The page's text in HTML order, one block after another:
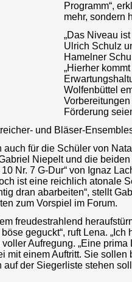
Programm“,
mehr, sondern
„Das Niveau
Ulrich Schulz
Hamelner
„Hierher
Wolfenbüttel
Förderung
und Bläser-
auch für die Schüler von
Niepelt und die
Nr. 7 G-Dur“ von Ignaz
ist eine reichlich atonale
dran abarbeiten“, stellt
zum Vorspiel im Forum.
freudestrahlend
geguckt“, ruft Lena.
voller Aufregung. „Eine
mit einem Auftritt. Sie
der Siegerliste stehen